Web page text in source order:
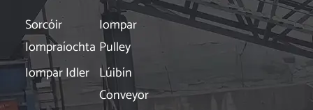
Sorcóir
Iompraíochta
Iompar
Pulley
Iompar Idler Lúibín
Conveyor